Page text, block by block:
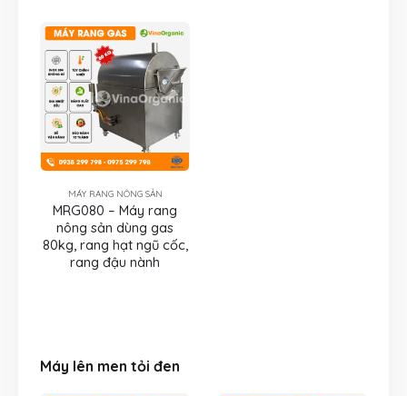
MÁY RANG NÔNG SẢN
MRG080 – Máy rang
nông sản dùng gas
80kg, rang hạt ngũ cốc,
rang đậu nành
Máy lên men tỏi đen